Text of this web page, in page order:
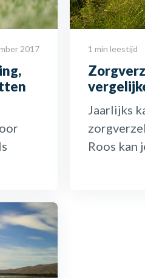
2017 1 min leestijd
Jaarlijks
Roos kan